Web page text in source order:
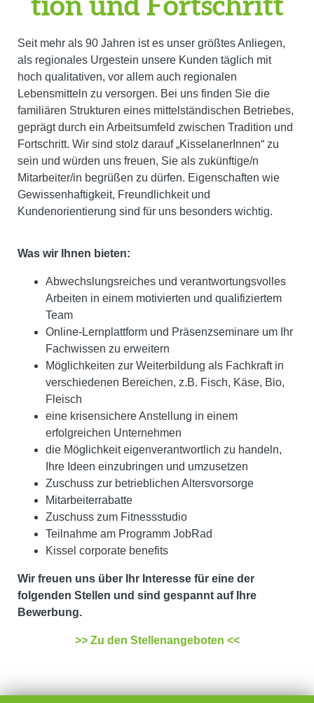
tion und Fortschritt
Seit mehr als 90 Jahren ist es unser größtes Anliegen,
als regionales Urgestein unsere Kunden täglich mit
hoch qualitativen, vor allem auch regionalen
Lebensmitteln zu versorgen. Bei uns finden Sie die
familiären Strukturen eines mittelständischen Betriebes,
geprägt durch ein Arbeitsumfeld zwischen Tradition und
Fortschritt. Wir sind stolz darauf „KisselanerInnen“ zu
sein und würden uns freuen, Sie als zukünftige/n
Mitarbeiter/in begrüßen zu dürfen. Eigenschaften wie
Gewissenhaftigkeit, Freundlichkeit und
Kundenorientierung sind für uns besonders wichtig.
Was wir Ihnen bieten:
Abwechslungsreiches und verantwortungsvolles
Arbeiten in einem motivierten und qualifiziertem
Team
Online-Lernplattform und Präsenzseminare um Ihr
Fachwissen zu erweitern
Möglichkeiten zur Weiterbildung als Fachkraft in
verschiedenen Bereichen, z.B. Fisch, Käse, Bio,
Fleisch
eine krisensichereAnstellung in einem
erfolgreichen Unternehmen
die Möglichkeit eigenverantwortlich zu handeln,
Ihre Ideen einzubringen und umzusetzen
Zuschuss zur betrieblichen Altersvorsorge
Mitarbeiterrabatte
Zuschuss zum Fitnessstudio
Teilnahme am Programm JobRad
Kissel corporate benefits
Wir freuen uns über Ihr Interesse für eine der
folgenden Stellen und sind gespannt auf Ihre
Bewerbung.
>> Zu den Stellenangeboten <<